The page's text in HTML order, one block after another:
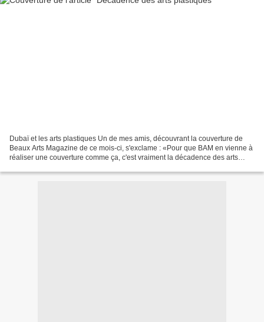
Dubaï et les arts plastiques Un de mes amis, découvrant la couverture de
Beaux Arts Magazine de ce mois-ci, s'exclame : «Pour que BAM en vienne à
réaliser une couverture comme ça, c'est vraiment la décadence des arts